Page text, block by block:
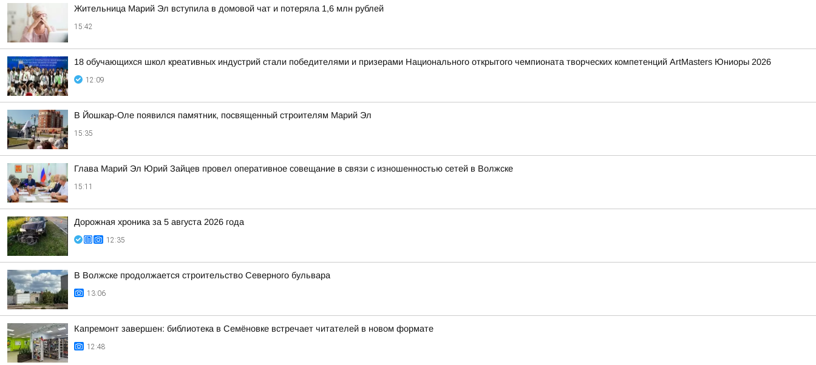
Жительница Марий Эл вступила в домовой чат и потеряла 1,6 млн рублей
15:42
18 обучающихся школ креативных индустрий стали победителями и призерами Национального открытого чемпионата творческих компетенций ArtMasters Юниоры 2026
12:09
В Йошкар-Оле появился памятник, посвященный строителям Марий Эл
15:35
Глава Марий Эл Юрий Зайцев провел оперативное совещание в связи с изношенностью сетей в Волжске
15:11
Дорожная хроника за 5 августа 2026 года
12:35
В Волжске продолжается строительство Северного бульвара
13:06
Капремонт завершен: библиотека в Семёновке встречает читателей в новом формате
12:48